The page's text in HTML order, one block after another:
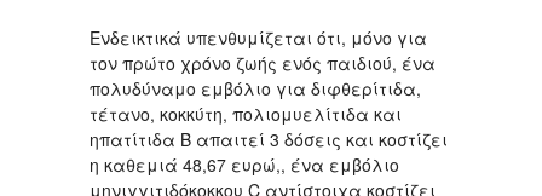
Ενδεικτικά υπενθυμίζεται ότι, μόνο για
τον πρώτο χρόνο ζωής ενός παιδιού, ένα
πολυδύναμο εμβόλιο για διφθερίτιδα,
τέτανο, κοκκύτη, πολιομυελίτιδα και
ηπατίτιδα Β απαιτεί 3 δόσεις και κοστίζει
η καθεμιά 48,67 ευρώ,, ένα εμβόλιο
μηνιγγιτιδόκοκκου C αντίστοιχα κοστίζει